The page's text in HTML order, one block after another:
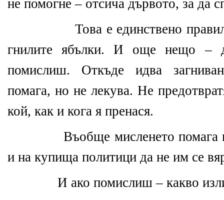
не помогне – отсича дървото, за да
Това е единствено
гнилите ябълки. И още нещо –
помислиш. Откъде идва
помага, но не лекува. Не
кой, как и кога я пренася.
Въобще мисленето помага в
и на купища политици да не им се
И ако помислиш – какво